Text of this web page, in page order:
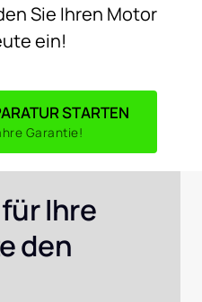
Sie Ihren
Motor
ein!
STARTEN
Garantie!
Ihre
den